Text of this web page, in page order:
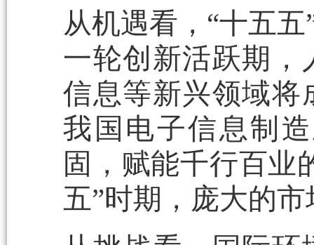
从机遇看，“十五
一轮创新活跃期
信息等新兴领域将
我国电子信息制
固，赋能千行百业
五”时期，庞大的